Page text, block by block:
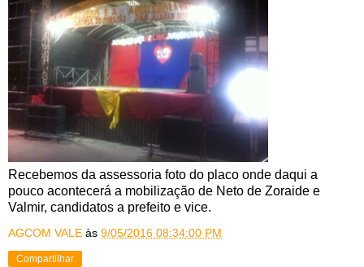
Recebemos da assessoria foto do placo onde daqui a
pouco acontecerá a mobilização de Neto de Zoraide e
Valmir, candidatos a prefeito e vice.
AGCOM VALE às 9/05/2016 08:34:00 PM
Compartilhar